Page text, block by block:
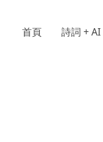
首頁 詩詞 + AI